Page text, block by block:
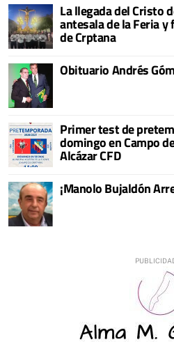
La llegada del Cristo
antesala de la Feria y
de Crptana
Obituario Andrés
Primer test de
domingo en Campo
Alcázar CFD
¡Manolo Bujaldón